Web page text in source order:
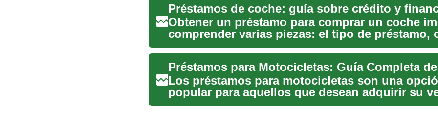
Préstamos de coche: guía sobre crédito y
Obtener un préstamo para comprar un coche
comprender varias piezas: el tipo de préstamo,
afecta a tu cré...
Los préstamos para motocicletas son una
popular para aquellos que desean adquirir su
de dos ruedas si...